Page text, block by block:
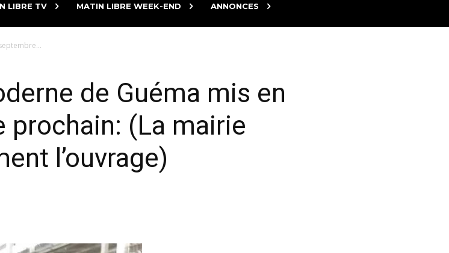
LIBRE TV MATIN LIBRE WEEK-END ANNONCES
de Guéma mis en
prochain: (La mairie
l’ouvrage)